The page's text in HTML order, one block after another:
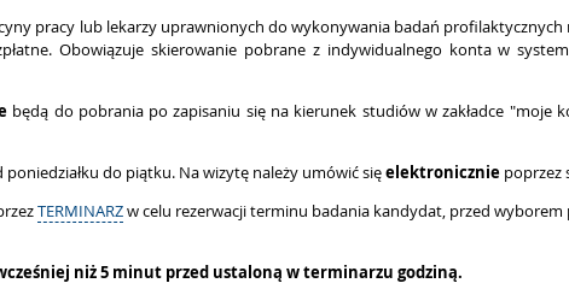
pracy lub lekarzy uprawnionych do wykonywania badań
Obowiązuje skierowanie pobrane z indywidualnego konta w
będą do pobrania po zapisaniu się na kierunek studiów w zakładce "moje
do piątku. Na wizytę należy umówić sięelektronicznie poprzez
TERMINARZw celu rezerwacji terminu badania kandydat, przed
niż 5 minut przed ustaloną w terminarzu godziną.